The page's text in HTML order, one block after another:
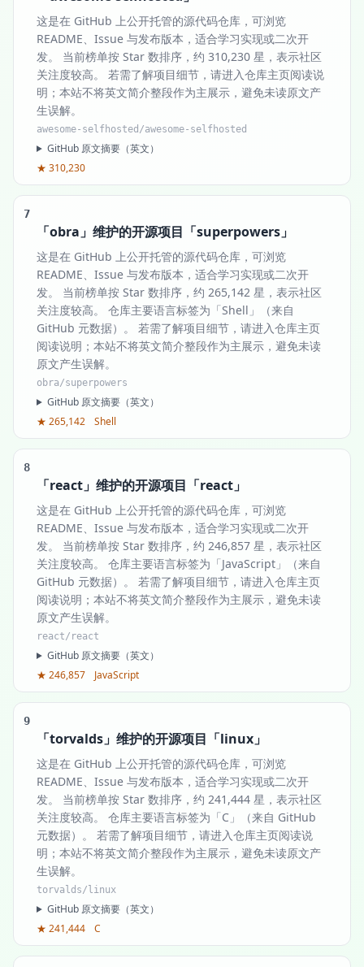
这是在 GitHub 上公开托管的源代码仓库，可浏览
README、Issue 与发布版本，适合学习实现或二次开
发。 当前榜单按 Star 数排序，约 310,230 星，表示社区
关注度较高。 若需了解项目细节，请进入仓库主页阅读说
明；本站不将英文简介整段作为主展示，避免未读原文产
生误解。
awesome-selfhosted/awesome-selfhosted
GitHub 原文摘要（英文）
★ 310,230
7
「obra」维护的开源项目「superpowers」
这是在 GitHub 上公开托管的源代码仓库，可浏览
README、Issue 与发布版本，适合学习实现或二次开
发。 当前榜单按 Star 数排序，约 265,142 星，表示社区
关注度较高。 仓库主要语言标签为「Shell」（来自
GitHub 元数据）。 若需了解项目细节，请进入仓库主页
阅读说明；本站不将英文简介整段作为主展示，避免未读
原文产生误解。
obra/superpowers
GitHub 原文摘要（英文）
★ 265,142
Shell
8
「react」维护的开源项目「react」
这是在 GitHub 上公开托管的源代码仓库，可浏览
README、Issue 与发布版本，适合学习实现或二次开
发。 当前榜单按 Star 数排序，约 246,857 星，表示社区
关注度较高。 仓库主要语言标签为「JavaScript」（来自
GitHub 元数据）。 若需了解项目细节，请进入仓库主页
阅读说明；本站不将英文简介整段作为主展示，避免未读
原文产生误解。
react/react
GitHub 原文摘要（英文）
★ 246,857
JavaScript
9
「torvalds」维护的开源项目「linux」
这是在 GitHub 上公开托管的源代码仓库，可浏览
README、Issue 与发布版本，适合学习实现或二次开
发。 当前榜单按 Star 数排序，约 241,444 星，表示社区
关注度较高。 仓库主要语言标签为「C」（来自 GitHub
元数据）。 若需了解项目细节，请进入仓库主页阅读说
明；本站不将英文简介整段作为主展示，避免未读原文产
生误解。
torvalds/linux
GitHub 原文摘要（英文）
★ 241,444
C